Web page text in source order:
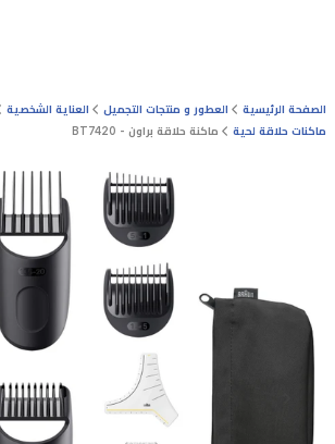
الصفحة الرئيسية العطور و منتجات التجميل العناية الشخصية
ماكنات حلاقة لحية
ماكنة حلاقة براون - BT7420